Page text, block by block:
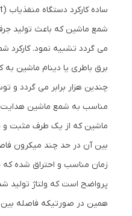
شمع ماشین که باعث تولید
می گردد تشبیه نمود.
برق باطری یا دینام ماشین به
چندین هزار برابر می گردد
مناسب به شمع ماشین هدایت
ماشین که از یک طرف مثبت
بین آن در حد چند میکرون
زمان مناسب و احتراق شده
پرواضح است که ولتاژ تولید
همین در صورتیکه فاصله